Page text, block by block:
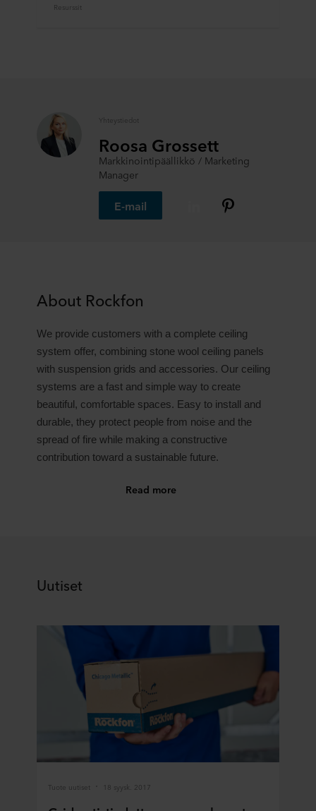
Resurssit
Yhteystiedot
Roosa Grossett
Markkinointipäällikkö / Marketing
Manager
E-mail
About Rockfon
We provide customers with a complete ceiling
system offer, combining stone wool ceiling panels
with suspension grids and accessories. Our ceiling
systems are a fast and simple way to create
beautiful, comfortable spaces. Easy to install and
durable, they protect people from noise and the
spread of fire while making a constructive
contribution toward a sustainable future.
Read more
Uutiset
Tuote uutiset 18 syysk. 2017